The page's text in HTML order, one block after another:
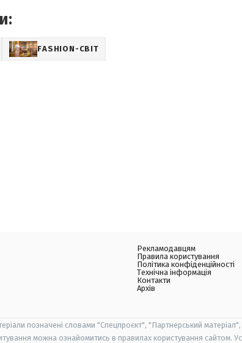
FASHION-СВІТ
Рекламодавцям
Правила користування
Політика конфіденційності
Технічна інформація
Контакти
Архів
позначені словами "Спецпроєкт", "Партнерський
можна ознайомитись в правилах користування сайтом.